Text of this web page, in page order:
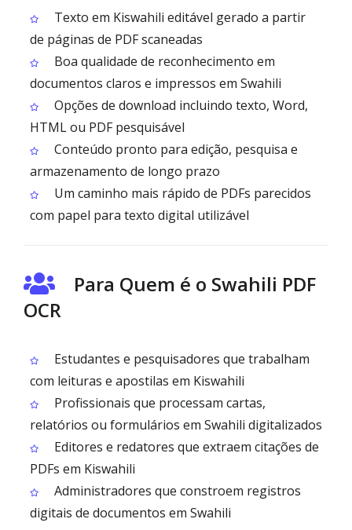
Texto em Kiswahili editável gerado a partir
de páginas de PDF scaneadas
Boa qualidade de reconhecimento em
documentos claros e impressos em Swahili
Opções de download incluindo texto, Word,
HTML ou PDF pesquisável
Conteúdo pronto para edição, pesquisa e
armazenamento de longo prazo
Um caminho mais rápido de PDFs parecidos
com papel para texto digital utilizável
Para Quem é o Swahili PDF
OCR
Estudantes e pesquisadores que trabalham
com leituras e apostilas em Kiswahili
Profissionais que processam cartas,
relatórios ou formulários em Swahili digitalizados
Editores e redatores que extraem citações de
PDFs em Kiswahili
Administradores que constroem registros
digitais de documentos em Swahili